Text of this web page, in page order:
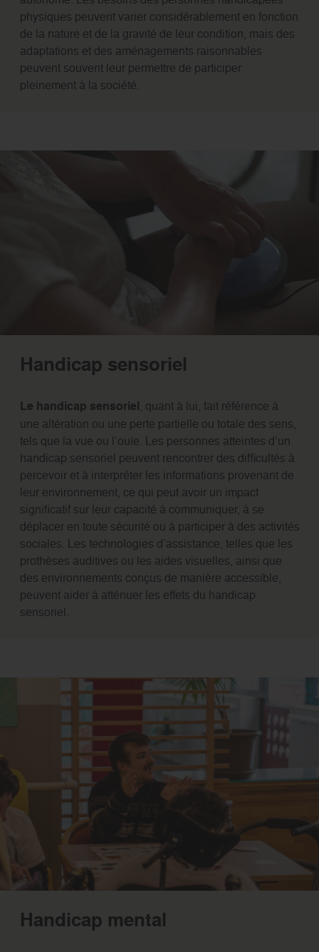
physiques peuvent varier considérablement en fonction
de la nature et de la gravité de leur condition, mais des
adaptations et des aménagements raisonnables
peuvent souvent leur permettre de participer
pleinement à la société.
Handicap sensoriel
Le handicap sensoriel, quant à lui, fait référence à
une altération ou une perte partielle ou totale des sens,
tels que la vue ou l’ouïe. Les personnes atteintes d’un
handicap sensoriel peuvent rencontrer des difficultés à
percevoir et à interpréter les informations provenant de
leur environnement, ce qui peut avoir un impact
significatif sur leur capacité à communiquer, à se
déplacer en toute sécurité ou à participer à des activités
sociales. Les technologies d’assistance, telles que les
prothèses auditives ou les aides visuelles, ainsi que
des environnements conçus de manière accessible,
peuvent aider à atténuer les effets du handicap
sensoriel.
Handicap mental